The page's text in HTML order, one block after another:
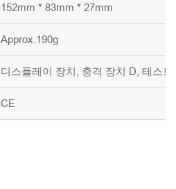
152mm * 83mm * 27mm
Approx.190g
디스플레이 장치, 충격 장치 D, 테스
CE